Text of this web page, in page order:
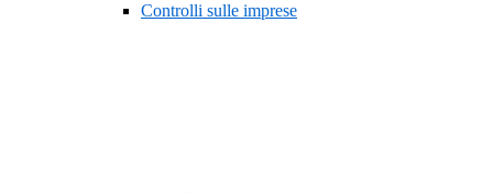
Controlli sulle imprese